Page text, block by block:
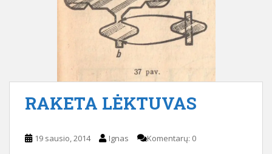
RAKETA LĖKTUVAS
19 sausio, 2014 Ignas Komentarų: 0